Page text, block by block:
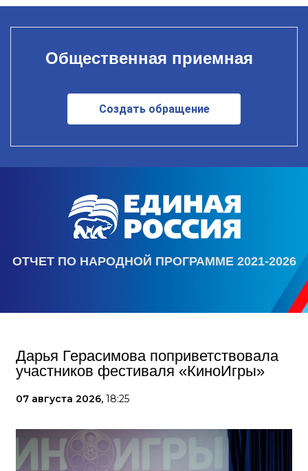
Общественная приемная
Создать обращение
ОТЧЕТ ПО НАРОДНОЙ ПРОГРАММЕ 2021-2026
Дарья Герасимова поприветствовала
участников фестиваля «КиноИгры»
07 августа 2026, 18:25